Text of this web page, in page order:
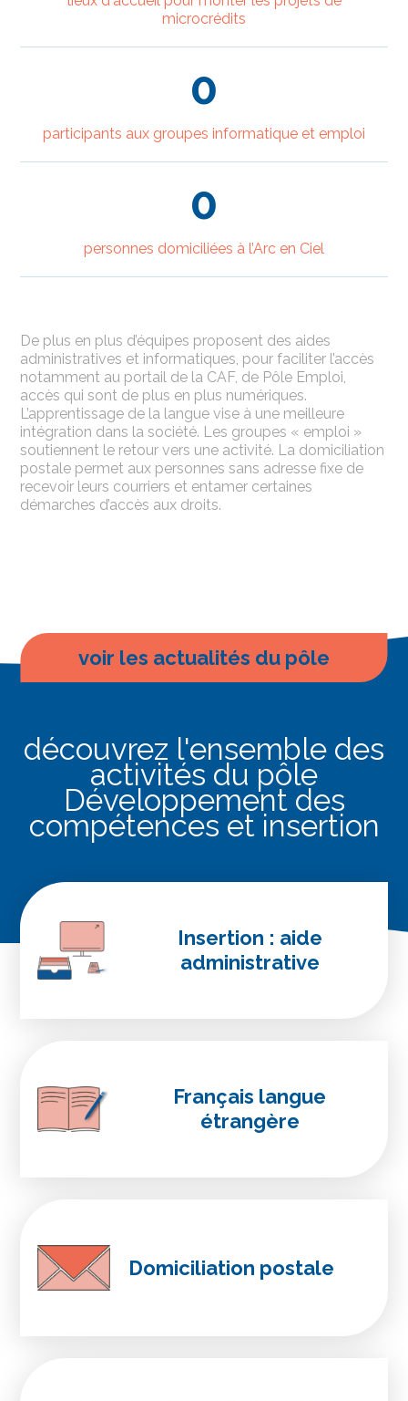
microcrédits
0
participants aux groupes informatique et emploi
0
personnes domiciliées à l’Arc en Ciel
De plus en plus d’équipes proposent des aides
administratives et informatiques, pour faciliter l’accès
notamment au portail de la CAF, de Pôle Emploi,
accès qui sont de plus en plus numériques.
L’apprentissage de la langue vise à une meilleure
intégration dans la société. Les groupes « emploi »
soutiennent le retour vers une activité. La domiciliation
postale permet aux personnes sans adresse fixe de
recevoir leurs courriers et entamer certaines
démarches d’accès aux droits.
découvrez l'ensemble des
activités du pôle
Développement des
compétences et insertion
voir les actualités du pôle
Insertion : aide
administrative
Français langue
étrangère
Domiciliation postale